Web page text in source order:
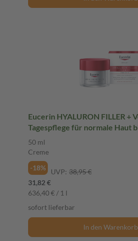
Eucerin HYALURON FILLER +
Tagespflege für normale Haut
Creme 50 ml Creme
50 ml
Creme
-18%
UVP: 38,95 €
31,82 €
636,40 € / 1 l
sofort lieferbar
In den Warenkorb